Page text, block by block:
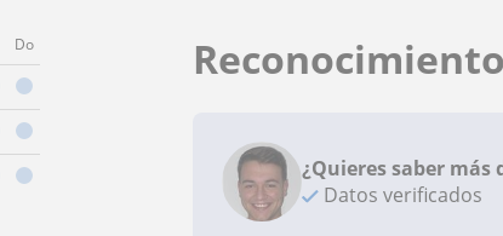
Do
¿Quieres saber más
Datos verificados